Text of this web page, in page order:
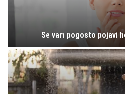
Se vam pogosto pojavi